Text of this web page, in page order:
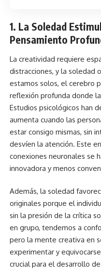
1. La Soledad
Pensamiento
La creatividad requiere
distracciones, y la soledad
estamos solos, el cerebro
reflexión profunda donde
Estudios psicológicos han
aumenta cuando las
estar consigo mismas, sin
desvíen la atención. Este
conexiones neuronales se
innovadora y menos
Además, la soledad
originales porque el
sin la presión de la crítica
en grupo, tendemos a
pero la mente creativa en
experimentar y
crucial para el desarrollo